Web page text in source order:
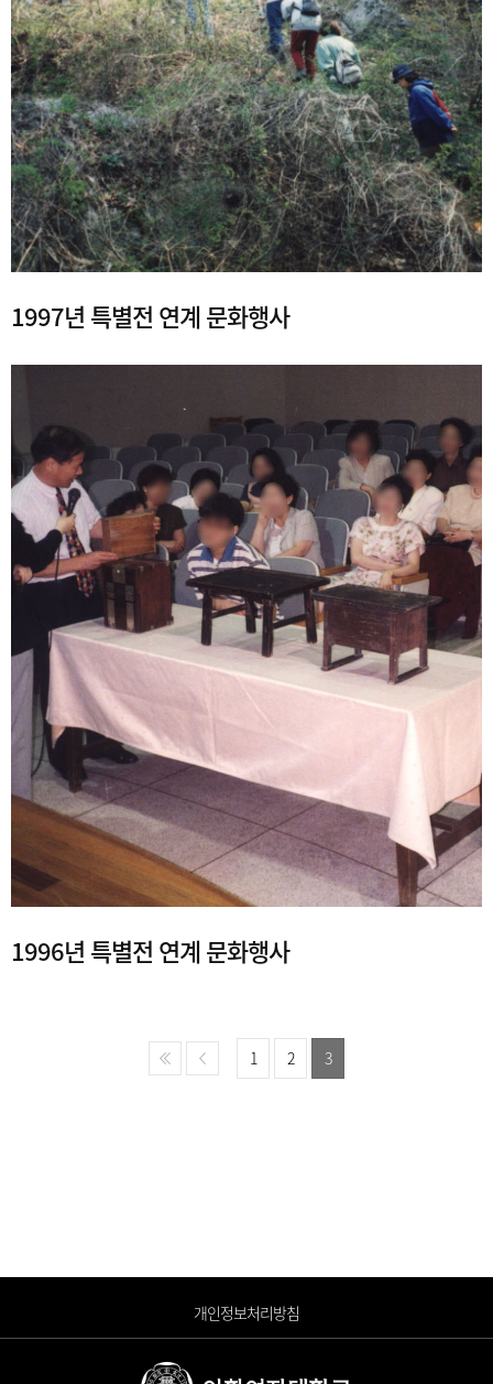
1997년 특별전 연계 문화행사
1996년 특별전 연계 문화행사
1 2 3
개인정보처리방침